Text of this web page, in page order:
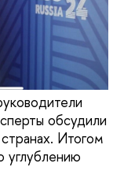
обсудили
Итогом
углублению